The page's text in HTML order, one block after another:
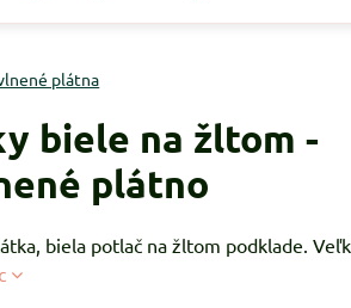
plátna
biele na žltom -
plátno
biela potlač na žltom podklade.